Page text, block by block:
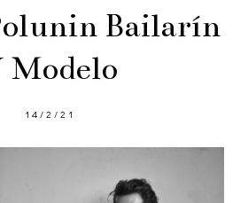
Bailarín
Modelo
14/2/21